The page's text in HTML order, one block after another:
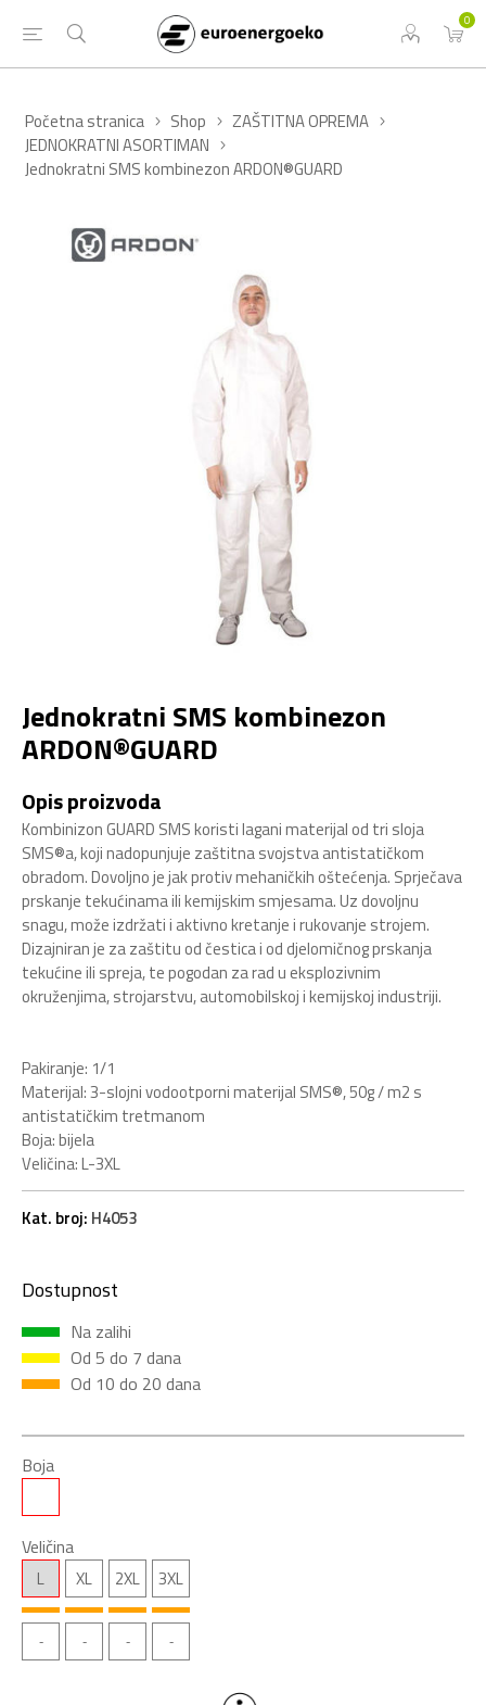
0
Početna stranica Shop
ZAŠTITNA OPREMA
JEDNOKRATNI ASORTIMAN
Jednokratni SMS kombinezon ARDON®GUARD
Jednokratni SMS kombinezon
ARDON®GUARD
Opis proizvoda
Kombinizon GUARD SMS koristi lagani materijal od tri sloja
SMS®a, koji nadopunjuje zaštitna svojstva antistatičkom
obradom. Dovoljno je jak protiv mehaničkih oštećenja. Sprječava
prskanje tekućinama ili kemijskim smjesama. Uz dovoljnu
snagu, može izdržati i aktivno kretanje i rukovanje strojem.
Dizajniran je za zaštitu od čestica i od djelomičnog prskanja
tekućine ili spreja, te pogodan za rad u eksplozivnim
okruženjima, strojarstvu, automobilskoj i kemijskoj industriji.
Pakiranje: 1/1
Materijal: 3-slojni vodootporni materijal SMS®, 50g / m2 s
antistatičkim tretmanom
Boja: bijela
Veličina: L-3XL
Kat. broj: H4053
Dostupnost
Na zalihi
Od 5 do 7 dana
Od 10 do 20 dana
Boja
Veličina
L XL 2XL 3XL